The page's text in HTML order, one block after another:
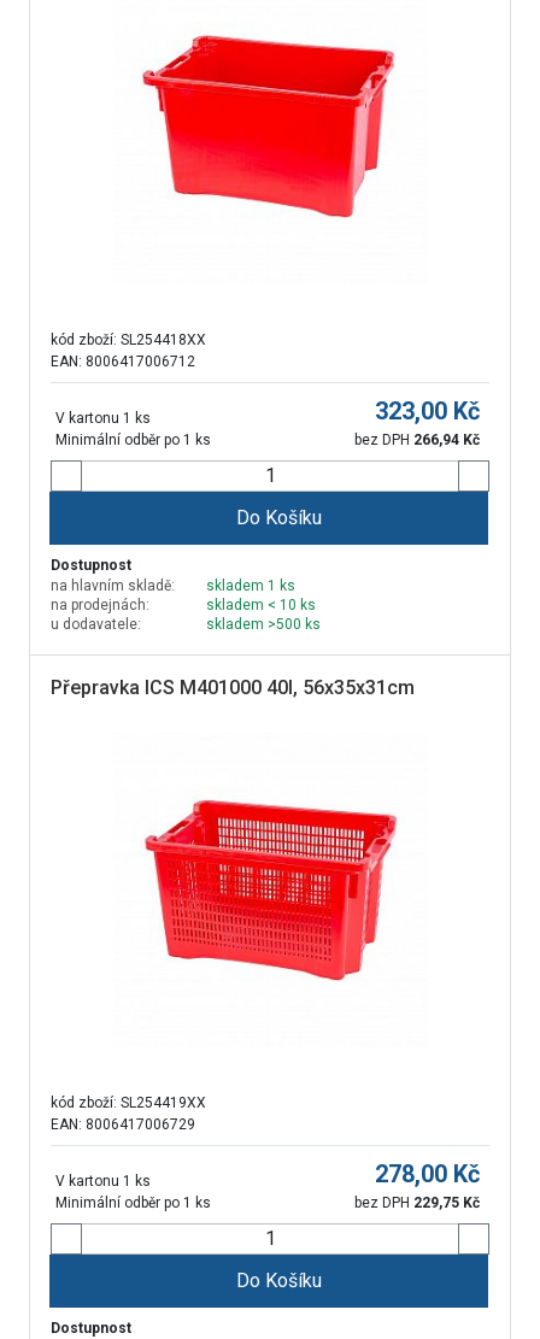
kód zboží: SL254418XX
EAN: 8006417006712
V kartonu 1 ks
Minimální odběr po 1 ks
323,00 Kč
bez DPH 266,94 Kč
Do Košíku
Dostupnost
na hlavním skladě:
skladem 1 ks
na prodejnách:
skladem < 10 ks
u dodavatele:
skladem >500 ks
Přepravka ICS M401000 40l, 56x35x31cm
kód zboží: SL254419XX
EAN: 8006417006729
V kartonu 1 ks
Minimální odběr po 1 ks
278,00 Kč
bez DPH 229,75 Kč
Do Košíku
Dostupnost